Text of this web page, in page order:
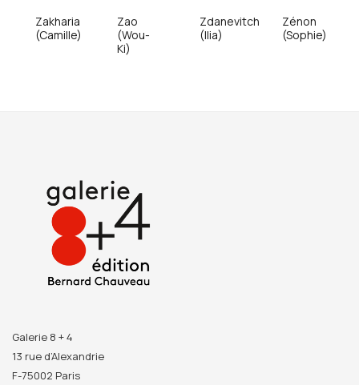
Zakharia
(Camille)
Zao
(Wou-
Ki)
Zdanevitch
(Ilia)
Zénon
(Sophie)
Galerie 8 + 4
13 rue d’Alexandrie
F-75002 Paris